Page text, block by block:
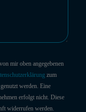
mir oben angegebenen
zum
werden. Eine
erfolgt nicht. Diese
widerrufen werden.